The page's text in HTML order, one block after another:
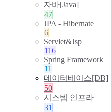
자바[Java]
47
JPA - Hibernate
6
Servlet&Jsp
116
Spring Framework
11
데이터베이스[DB]
50
시스템 인프라
31